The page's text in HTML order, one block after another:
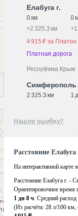
Елабуга г.
0 км
0
+2 325.3 км +
4 915 ₽ за Платон
Платная дорога
Республика Крым
Симферополь
2 325.3 км 1
Нашли ошибку?
Расстояние
На интерактивной карте
Расстояние Елабуга г. -
Ориентировочное время
1 дн 8 ч. Средний расход
(Из расчёта: 28 л/100 км,